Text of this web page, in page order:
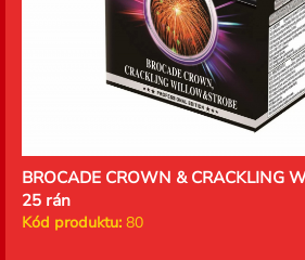
BROCADE CROWN & CRACKLING
25 rán
Kód produktu: 80